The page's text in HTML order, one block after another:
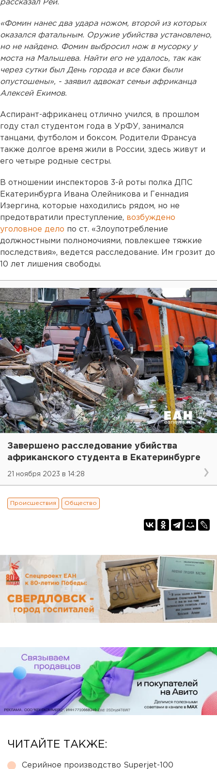
рассказал Рей.
«Фомин нанес два удара ножом, второй из которых
оказался фатальным. Оружие убийства установлено,
но не найдено. Фомин выбросил нож в мусорку у
моста на Малышева. Найти его не удалось, так как
через сутки был День города и все баки были
опустошены», - заявил адвокат семьи африканца
Алексей Екимов.
Аспирант-африканец отлично учился, в прошлом
году стал студентом года в УрФУ, занимался
танцами, футболом и боксом. Родители Франсуа
также долгое время жили в России, здесь живут и
его четыре родные сестры.
В отношении инспекторов 3-й роты полка ДПС
Екатеринбурга Ивана Олейникова и Геннадия
Изергина, которые находились рядом, но не
предотвратили преступление, возбуждено
уголовное дело по ст. «Злоупотребление
должностными полномочиями, повлекшее тяжкие
последствия», ведется расследование. Им грозит до
10 лет лишения свободы.
Завершено расследование убийства
африканского студента в Екатеринбурге
21 ноября 2023 в 14:28
Происшествия Общество
ЧИТАЙТЕ ТАКЖЕ:
Серийное производство Superjet-100